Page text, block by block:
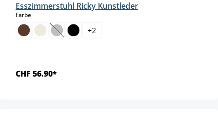
Esszimmerstuhl Ricky Kunstleder
Farbeauswählen
(Diese Option ist zurzeit nicht verfügbar.)
+2
CHF 56.90*